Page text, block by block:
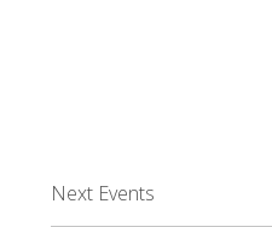
Next Events